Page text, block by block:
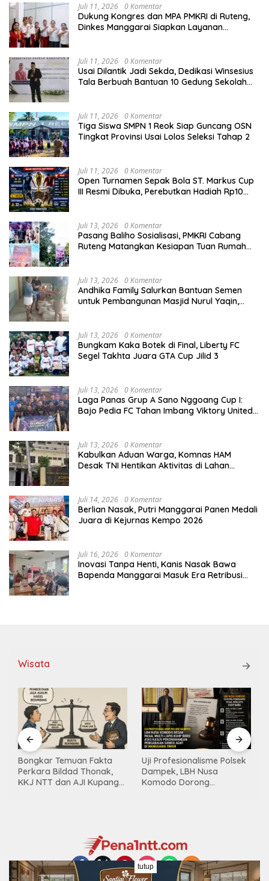
Juli 11, 2026 0 Komentar
Dukung Kongres dan MPA PMKRI di Ruteng,
Dinkes Manggarai Siapkan Layanan
Juli 11, 2026 0 Komentar
Usai Dilantik Jadi Sekda, Dedikasi Winsesius
Tala Berbuah Bantuan 10 Gedung Sekolah
Juli 11, 2026 0 Komentar
Tiga Siswa SMPN 1 Reok Siap Guncang OSN
Tingkat Provinsi Usai Lolos Seleksi Tahap 2
Juli 11, 2026 0 Komentar
Open Turnamen Sepak Bola ST. Markus Cup
III Resmi Dibuka, Perebutkan Hadiah Rp10
Juli 13, 2026 0 Komentar
Pasang Baliho Sosialisasi, PMKRI Cabang
Ruteng Matangkan Kesiapan Tuan Rumah
Juli 13, 2026 0 Komentar
Andhika Family Salurkan Bantuan Semen
untuk Pembangunan Masjid Nurul Yaqin,
Juli 13, 2026 0 Komentar
Bungkam Kaka Botek di Final, Liberty FC
Segel Takhta Juara GTA Cup Jilid 3
Juli 13, 2026 0 Komentar
Laga Panas Grup A Sano Nggoang Cup I:
Bajo Pedia FC Tahan Imbang Viktory United
Juli 13, 2026 0 Komentar
Kabulkan Aduan Warga, Komnas HAM
Desak TNI Hentikan Aktivitas di Lahan
Juli 14, 2026 0 Komentar
Berlian Nasak, Putri Manggarai Panen Medali
Juara di Kejurnas Kempo 2026
Juli 16, 2026 0 Komentar
Inovasi Tanpa Henti, Kanis Nasak Bawa
Bapenda Manggarai Masuk Era Retribusi
Wisata
Bongkar Temuan Fakta
Perkara Bildad Thonak,
KKJ NTT dan AJI Kupang
Uji Profesionalisme Polsek
Dampek, LBH Nusa
Komodo Dorong
tutup